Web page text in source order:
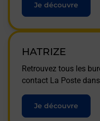
Je découvre
HATRIZE
Retrouvez tous les
contact La Poste
Je découvre